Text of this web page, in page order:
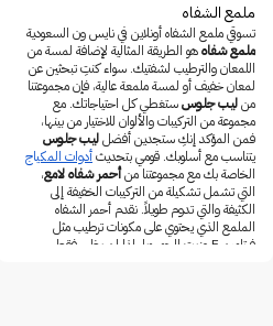
hince
HUDA BEAUTY
INGLOT
Katia
KIKO Milano
LA Girl
LOreal Paris
MAC
ملمع الشفاه
تسوقي ملمع الشفاه أونلاين في نايس ون السعودية
ملمع شفاههو الطريقة المثالية لإضافة لمسة من
اللمعان والترطيب لشفتيك. سواء كنتِ تبحثين عن
لمعان خفيف أو لمسة ملمعة عالية، فإن مجموعتنا
منليب جلوسستغطي كل احتياجاتك. مع
مجموعة من التركيبات والألوان للاختيار من بينها،
فمن المؤكد إنكِ ستجدين أفضلليب جلوس
يتناسب مع أسلوبك. قومي بتحديثأدوات المكياج
الخاصة بك مع مجموعتنا منأحمر شفاه لامع،
التي تشمل تشكيلة من التركيبات الخفيفة إلى
الكثيفة والتي تدوم طويلاً. نقدم أحمر الشفاه
الملمع الذي يحتوي على مكونات ترطيب مثل
فيتامين E وزيت الجوجوبا، لذا لن يظهر فقط